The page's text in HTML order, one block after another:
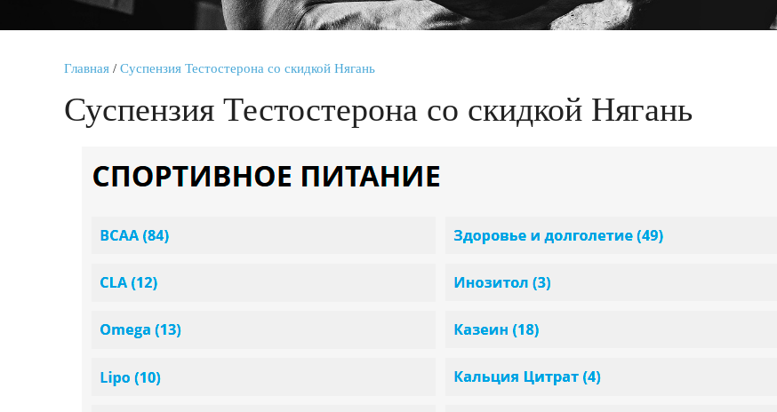
Главная / Суспензия Тестостерона со скидкой Нягань
Суспензия Тестостерона со скидкой Нягань